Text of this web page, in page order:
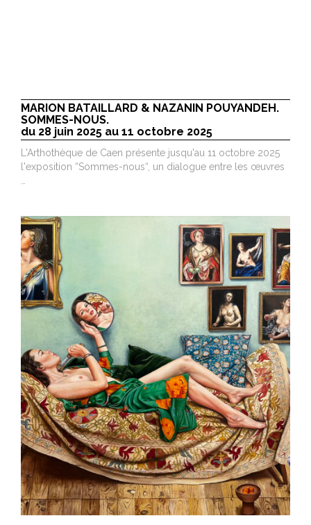
MARION BATAILLARD & NAZANIN POUYANDEH.
SOMMES-NOUS.
du 28 juin 2025 au 11 octobre 2025
L'Arthothèque de Caen présente jusqu'au 11 octobre 2025
l'exposition “Sommes-nous“, un dialogue entre les œuvres
…